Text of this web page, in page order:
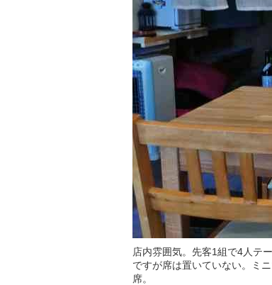
店内雰囲気。先客1組で4人テ
ですが席は置いていない。ミ
席。